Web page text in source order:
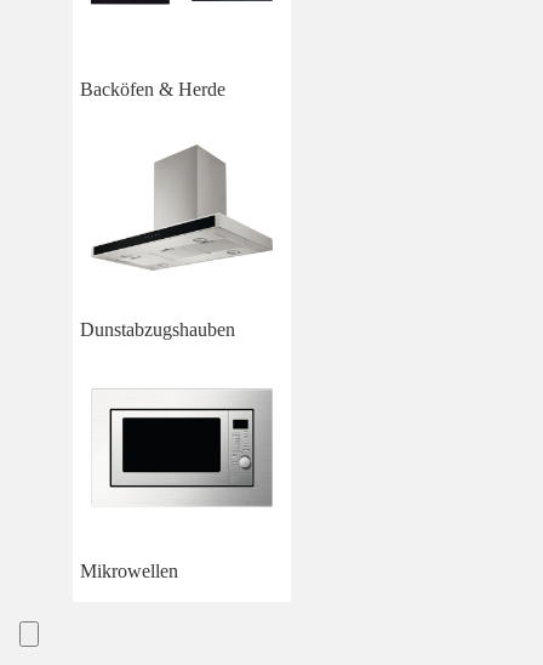
Backöfen & Herde
Dunstabzugshauben
Mikrowellen